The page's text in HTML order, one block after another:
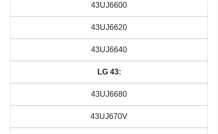
43UJ6600
43UJ6620
43UJ6640
LG 43:
43UJ6680
43UJ670V